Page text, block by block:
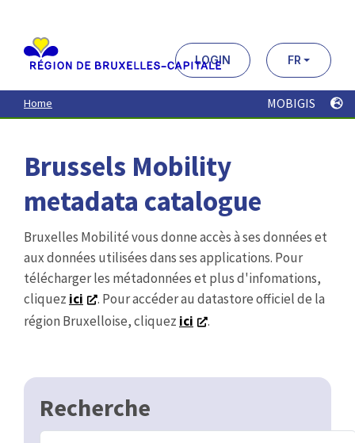
contenu
principal
LOGIN FR
Home MOBIGIS
Brussels Mobility
metadata catalogue
Bruxelles Mobilité vous donne accès à ses données et
aux données utilisées dans ses applications. Pour
télécharger les métadonnées et plus d'infomations,
cliquez ici
. Pour accéder au datastore officiel de la
région Bruxelloise, cliquez ici .
Recherche